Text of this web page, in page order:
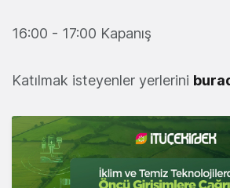
16:00 - 17:00 Kapanış
Katılmak isteyenler yerlerini